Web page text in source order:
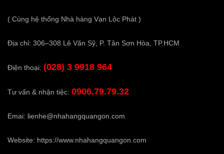
( Cùng hệ thống Nhà hàng Vạn Lộc Phát )
Địa chỉ: 306–308 Lê Văn Sỹ, P. Tân Sơn Hòa, TP.HCM
Điện thoại: (028) 3 9918 964
Tư vấn & nhận tiệc: 0906.79.79.32
Emai: lienhe@nhahangquangon.com
Website: https://www.nhahangquangon.com